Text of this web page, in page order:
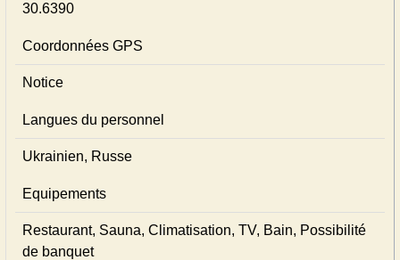
30.6390
Coordonnées GPS
Notice
Langues du personnel
Ukrainien, Russe
Equipements
Restaurant, Sauna, Climatisation, TV, Bain, Possibilité
de banquet